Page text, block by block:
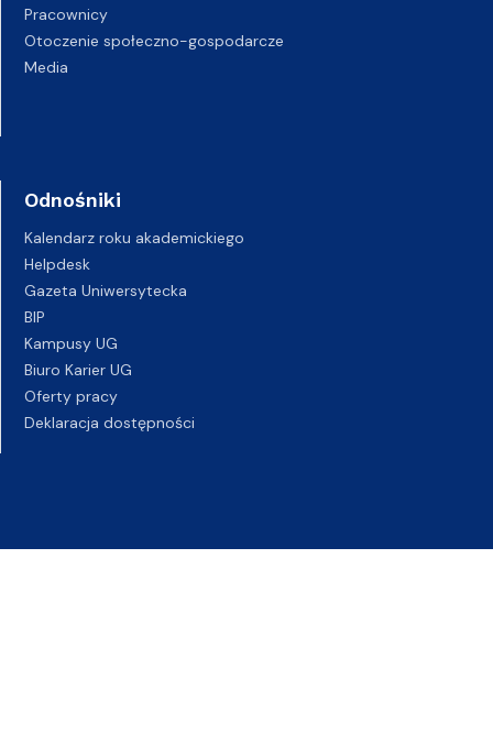
Pracownicy
Otoczenie społeczno-gospodarcze
Media
Odnośniki
Kalendarz roku akademickiego
Helpdesk
Gazeta Uniwersytecka
BIP
Kampusy UG
Biuro Karier UG
Oferty pracy
Deklaracja dostępności